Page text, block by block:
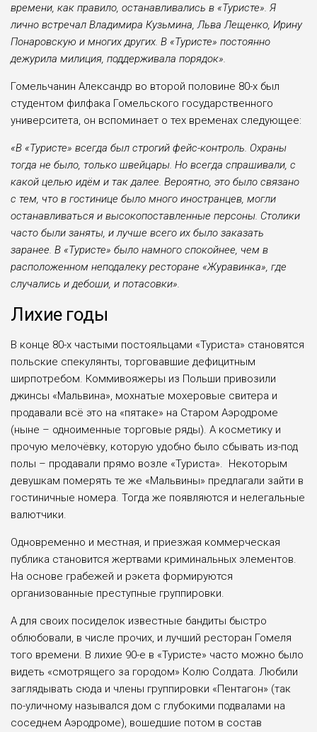
времени, как правило, останавливались в «Туристе». Я
лично встречал Владимира Кузьмина, Льва Лещенко, Ирину
Понаровскую и многих других. В «Туристе» постоянно
дежурила милиция, поддерживала порядок».
Гомельчанин Александр во второй половине 80-х был
студентом филфака Гомельского государственного
университета, он вспоминает о тех временах следующее:
«В «Туристе» всегда был строгий фейс-контроль. Охраны
тогда не было, только швейцары. Но всегда спрашивали, с
какой целью идём и так далее. Вероятно, это было связано
с тем, что в гостинице было много иностранцев, могли
останавливаться и высокопоставленные персоны. Столики
часто были заняты, и лучше всего их было заказать
заранее. В «Туристе» было намного спокойнее, чем в
расположенном неподалеку ресторане «Журавинка», где
случались и дебоши, и потасовки».
Лихие годы
В конце 80-х частыми постояльцами «Туриста» становятся
польские спекулянты, торговавшие дефицитным
ширпотребом. Коммивояжеры из Польши привозили
джинсы «Мальвина», мохнатые мохеровые свитера и
продавали всё это на «пятаке» на Старом Аэродроме
(ныне – одноименные торговые ряды). А косметику и
прочую мелочёвку, которую удобно было сбывать из-под
полы – продавали прямо возле «Туриста». Некоторым
девушкам померять те же «Мальвины» предлагали зайти в
гостиничные номера. Тогда же появляются и нелегальные
валютчики.
Одновременно и местная, и приезжая коммерческая
публика становится жертвами криминальных элементов.
На основе грабежей и рэкета формируются
организованные преступные группировки.
А для своих посиделок известные бандиты быстро
облюбовали, в числе прочих, и лучший ресторан Гомеля
того времени. В лихие 90-е в «Туристе» часто можно было
видеть «смотрящего за городом» Колю Солдата. Любили
заглядывать сюда и члены группировки «Пентагон» (так
по-уличному назывался дом с глубокими подвалами на
соседнем Аэродроме), вошедшие потом в состав